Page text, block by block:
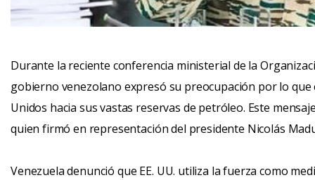
Durante la reciente conferencia ministerial de la
gobierno venezolano expresó su preocupación por lo que
Unidos hacia sus vastas reservas de petróleo. Este
quien firmó en representación del presidente Nicolás
Venezuela denunció que EE. UU. utiliza la fuerza como